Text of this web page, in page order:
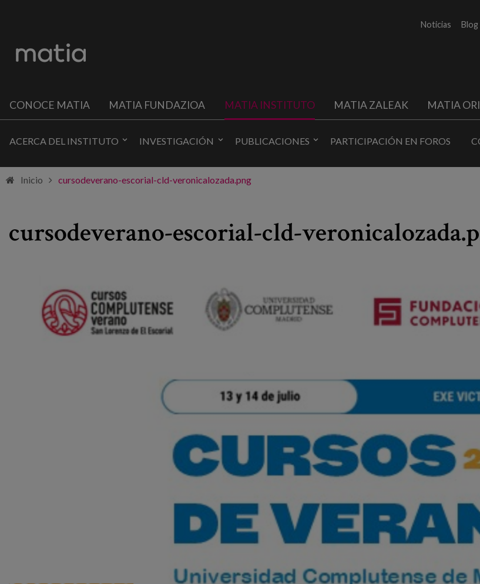
Noticias Blog
CONOCE MATIA MATIA FUNDAZIOA MATIA INSTITUTO MATIA ZALEAK MATIA
ACERCA DEL INSTITUTO INVESTIGACIÓN PUBLICACIONES PARTICIPACIÓN EN FOROS
Inicio cursodeverano-escorial-cld-veronicalozada.png
cursodeverano-escorial-cld-